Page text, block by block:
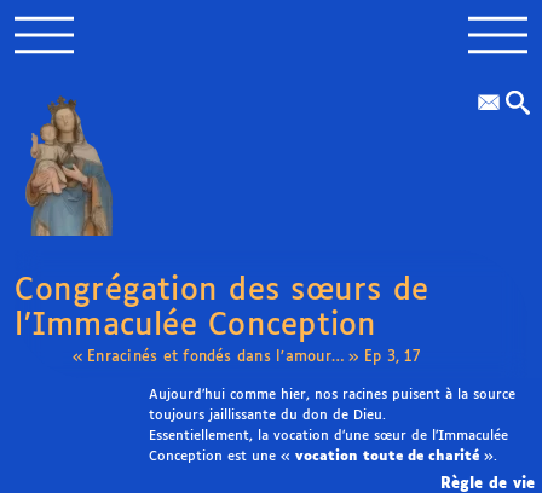
Congrégation des sœurs de
l’Immaculée Conception
« Enracinés et fondés dans l’amour… » Ep 3, 17
Règle de vie
Aujourd’hui comme hier, nos racines puisent à la source
toujours jaillissante du don de Dieu.
Essentiellement, la vocation d’une sœur de l’Immaculée
Conception est une « vocation toute de charité».